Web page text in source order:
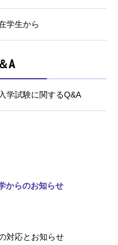
学生から
A
入学試験に関するQ&A
からのお知らせ
対応とお知らせ